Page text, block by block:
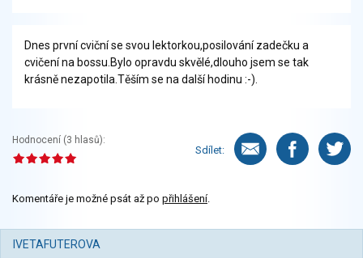
Dnes první cviční se svou lektorkou,posilování zadečku a
cvičení na bossu.Bylo opravdu skvělé,dlouho jsem se tak
krásně nezapotila.Těším se na další hodinu :-).
Hodnocení (3 hlasů):
Sdílet:
Komentáře je možné psát až po přihlášení.
IVETAFUTEROVA